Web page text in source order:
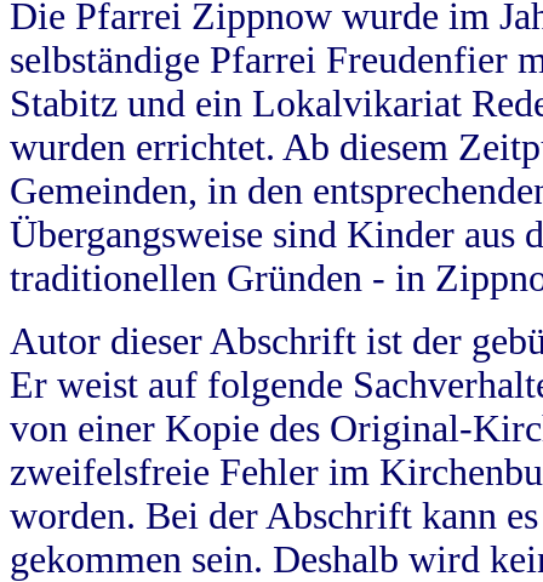
Die Pfarrei Zippnow wurde im
selbständige Pfarrei Freudenfier
Stabitz und ein Lokalvikariat
wurden errichtet. Ab diesem
Gemeinden, in den
Übergangsweise sind Kinder aus
traditionellen Gründen - in
Autor dieser Abschrift ist der
Er weist auf folgende
von einer Kopie des Original-
zweifelsfreie Fehler im
worden. Bei der Abschrift kann
gekommen sein. Deshalb wird